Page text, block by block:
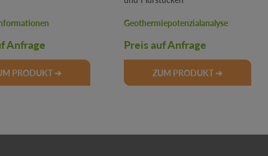
Anfrage
PRODUKT ➔
Geothermiepotenzialanalyse
Preis auf Anfrage
ZUM PRODUKT ➔